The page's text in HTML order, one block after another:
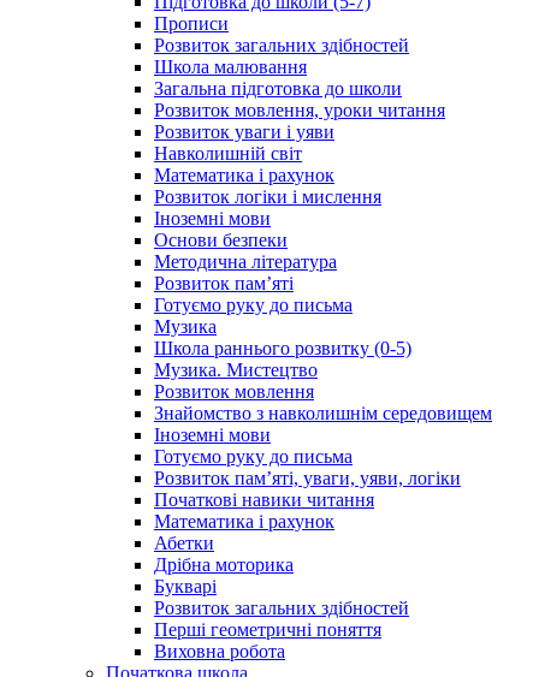
Прописи
Розвиток загальних здібностей
Школа малювання
Загальна підготовка до школи
Розвиток мовлення, уроки читання
Розвиток уваги і уяви
Навколишній світ
Математика і рахунок
Розвиток логіки і мислення
Іноземні мови
Основи безпеки
Методична література
Розвиток пам’яті
Готуємо руку до письма
Музика
Школа раннього розвитку (0-5)
Музика. Мистецтво
Розвиток мовлення
Знайомство з навколишнім середовищем
Іноземні мови
Готуємо руку до письма
Розвиток пам’яті, уваги, уяви, логіки
Початкові навики читання
Математика і рахунок
Абетки
Дрібна моторика
Букварі
Розвиток загальних здібностей
Перші геометричні поняття
Виховна робота
Початкова школа